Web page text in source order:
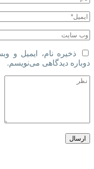
ذخیره نام، ایمیل و
دوباره دیدگاهی می‌نویسم.